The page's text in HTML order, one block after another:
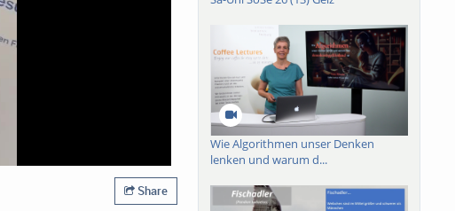
Share
Wie Algorithmen unser Denken
lenken und warum d...